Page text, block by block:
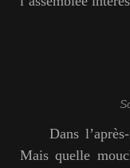
Dans l’après-
Mais quelle